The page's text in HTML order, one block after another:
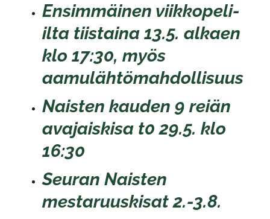
​​​​​​​Ensimmäinen viikkopeli-
ilta tiistaina 13.5. alkaen
klo 17:30, myös
aamulähtömahdollisuus
Naisten kauden 9 reiän
avajaiskisa t0 29.5. klo
16:30
Seuran Naisten
mestaruuskisat 2.-3.8.